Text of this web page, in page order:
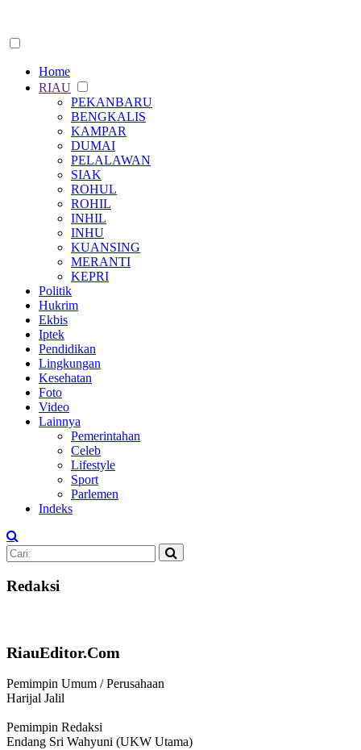
Home
RIAU
PEKANBARU
BENGKALIS
KAMPAR
DUMAI
PELALAWAN
SIAK
ROHUL
ROHIL
INHIL
INHU
KUANSING
MERANTI
KEPRI
Politik
Hukrim
Ekbis
Iptek
Pendidikan
Lingkungan
Kesehatan
Foto
Video
Lainnya
Pemerintahan
Celeb
Lifestyle
Sport
Parlemen
Indeks
Redaksi
RiauEditor.Com
Pemimpin Umum / Perusahaan
Harijal Jalil
Pemimpin Redaksi
Endang Sri Wahyuni (UKW Utama)